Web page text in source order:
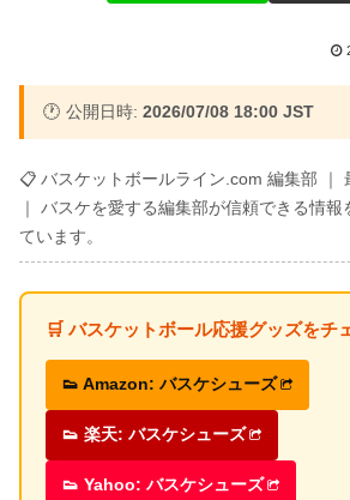
🕐 公開日時: 2026/07/08 18:00 JST
📋 バスケットボールライン.com 編集部 ｜
｜ バスケを愛する編集部が信頼できる情
ています。
🛒 バスケットボール応援グッズをチ
👟 Amazon: バスケシューズ
👟 楽天: バスケシューズ
👟 Yahoo: バスケシューズ